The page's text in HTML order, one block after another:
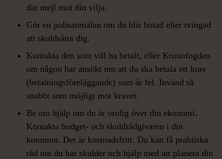
din mejl mot din vilja.
Gör en polisanmälan om du blir hotad eller tvingad
att skuldsätta dig.
Kontakta den som vill ha betalt, eller Kronofogden
om någon har ansökt om att du ska betala ett krav
(betalningsföreläggande) som är fel. Invänd så
snabbt som möjligt mot kravet.
Be om hjälp om du är orolig över din ekonomi.
Kontakta budget- och skuldrådgivaren i din
kommun. Det är kostnadsfritt. Du kan få praktiska
råd om du har skulder och hjälp med att planera din